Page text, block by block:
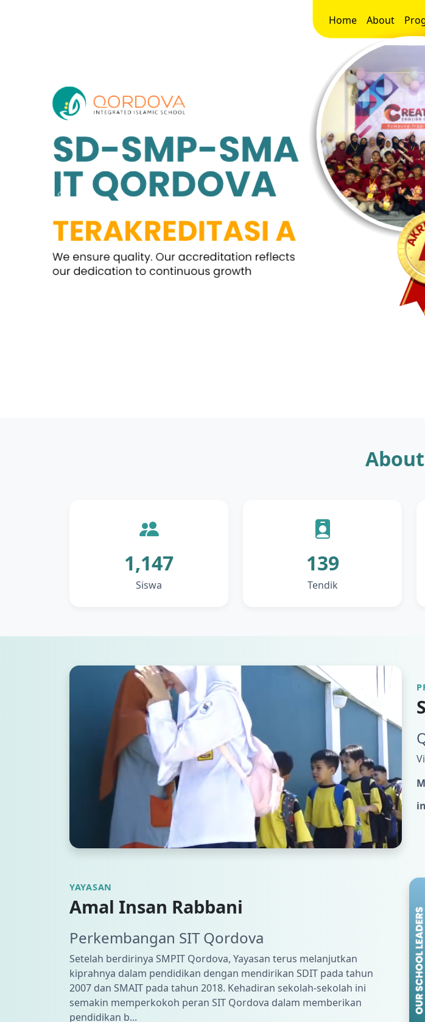
Home About
1,147
Siswa
139
Tendik
YAYASAN
Amal Insan Rabbani
Perkembangan SIT Qordova
Setelah berdirinya SMPIT Qordova, Yayasan terus melanjutkan
kiprahnya dalam pendidikan dengan mendirikan SDIT pada tahun
2007 dan SMAIT pada tahun 2018. Kehadiran sekolah-sekolah ini
semakin memperkokoh peran SIT Qordova dalam memberikan
pendidikan b...